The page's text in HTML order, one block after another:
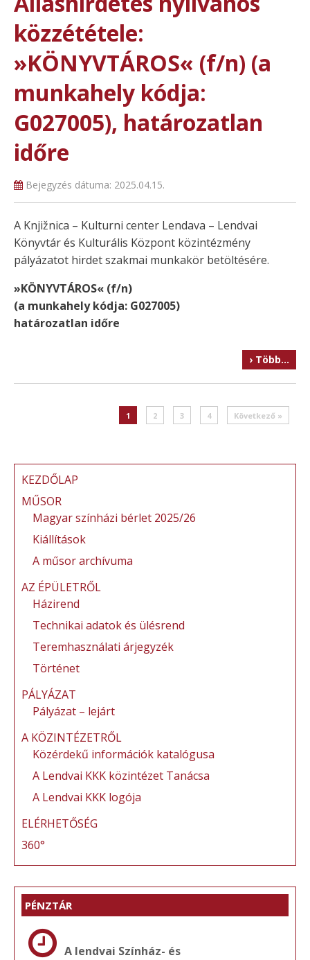
közzététele:
»KÖNYVTÁROS« (f/n) (a
munkahely kódja:
G027005), határozatlan
időre
Bejegyzés dátuma: 2025.04.15.
A Knjižnica – Kulturni center Lendava – Lendvai
Könyvtár és Kulturális Központ közintézmény
pályázatot hirdet szakmai munkakör betöltésére.
»KÖNYVTÁROS« (f/n)
(a munkahely kódja: G027005)
határozatlan időre
› Több…
1 2 3 4 Következő »
KEZDŐLAP
MŰSOR
Magyar színházi bérlet 2025/26
Kiállítások
A műsor archívuma
AZ ÉPÜLETRŐL
Házirend
Technikai adatok és ülésrend
Teremhasználati árjegyzék
Történet
PÁLYÁZAT
Pályázat – lejárt
A KÖZINTÉZETRŐL
Közérdekű információk katalógusa
A Lendvai KKK közintézet Tanácsa
A Lendvai KKK logója
ELÉRHETŐSÉG
360°
PÉNZTÁR
A lendvai Színház- és